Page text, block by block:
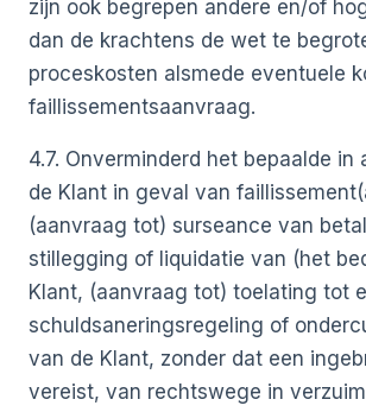
zijn ook begrepen andere en/of
dan de krachtens de wet te
proceskosten alsmede eventuele
faillissementsaanvraag.
4.7. Onverminderd het bepaalde in
de Klant in geval van
(aanvraag tot) surseance van
stillegging of liquidatie van (het
Klant, (aanvraag tot) toelating tot
schuldsaneringsregeling of
van de Klant, zonder dat een
vereist, van rechtswege in